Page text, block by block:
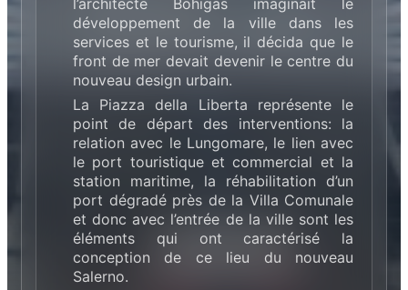
l’architecte Bohigas imaginait le
développement de la ville dans les
services et le tourisme, il décida que le
front de mer devait devenir le centre du
nouveau design urbain.
La Piazza della Liberta représente le
point de départ des interventions: la
relation avec le Lungomare, le lien avec
le port touristique et commercial et la
station maritime, la réhabilitation d’un
port dégradé près de la Villa Comunale
et donc avec l’entrée de la ville sont les
éléments qui ont caractérisé la
conception de ce lieu du nouveau
Salerno.